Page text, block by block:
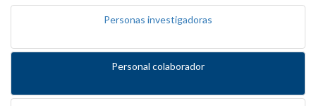
Personas investigadoras
Personal colaborador